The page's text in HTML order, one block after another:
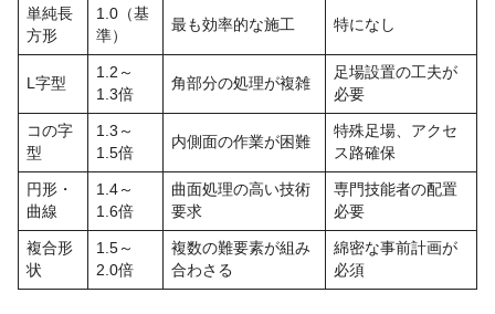
単純長
方形
1.0（基
準）
最も効率的な施工 特になし
L字型
1.2～
1.3倍
角部分の処理が複雑
足場設置の工夫が
必要
コの字
型
1.3～
1.5倍
内側面の作業が困難
特殊足場、アクセ
ス路確保
円形・
曲線
1.4～
1.6倍
曲面処理の高い技術
要求
専門技能者の配置
必要
複合形
状
1.5～
2.0倍
複数の難要素が組み
合わさる
綿密な事前計画が
必須